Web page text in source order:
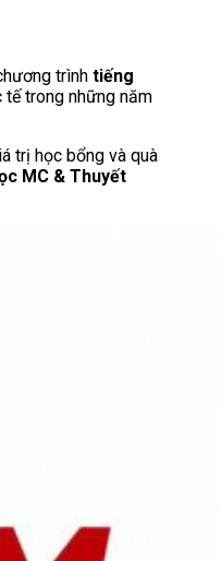
trình tiếng
trong những năm
trị học bổng và quà
MC & Thuyết